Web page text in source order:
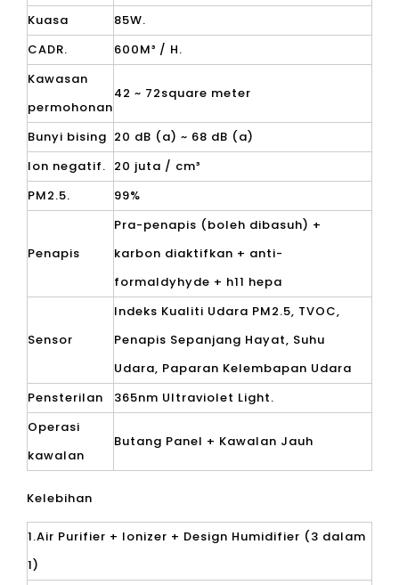
Kuasa
85W.
CADR.
600M³ / H.
Kawasan
permohonan
42 ~ 72square meter
Bunyi bising 20 dB (a) ~ 68 dB (a)
Ion negatif. 20 juta / cm³
PM2.5.
99%
Penapis
Pra-penapis (boleh dibasuh) +
karbon diaktifkan + anti-
formaldyhyde + h11 hepa
Sensor
Indeks Kualiti Udara PM2.5, TVOC,
Penapis Sepanjang Hayat, Suhu
Udara, Paparan Kelembapan Udara
Pensterilan
365nm Ultraviolet Light.
Operasi
kawalan
Butang Panel + Kawalan Jauh
Kelebihan
1.Air Purifier + Ionizer + Design Humidifier (3 dalam
1)